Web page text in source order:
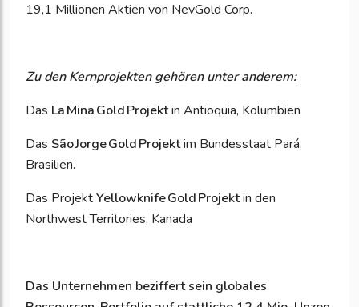
19,1 Millionen Aktien von NevGold Corp.
Zu den Kernprojekten gehören unter anderem:
Das La Mina Gold Projektin Antioquia, Kolumbien
Das São Jorge Gold Projektim Bundesstaat Pará,
Brasilien.
Das ProjektYellowknife Gold Projektin den
Northwest Territories, Kanada
Das Unternehmen beziffert sein globales